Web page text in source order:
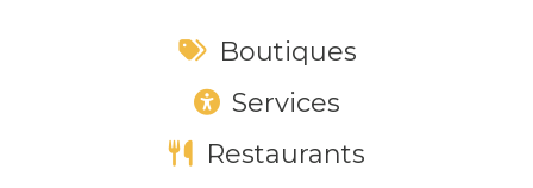
Boutiques
Services
Restaurants